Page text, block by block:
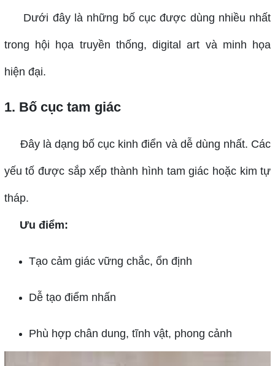
Dưới đây là những bố cục được dùng nhiều nhất
trong hội họa truyền thống, digital art và minh họa
hiện đại.
1. Bố cục tam giác
Đây là dạng bố cục kinh điển và dễ dùng nhất. Các
yếu tố được sắp xếp thành hình tam giác hoặc kim tự
tháp.
Ưu điểm:
Tạo cảm giác vững chắc, ổn định
Dễ tạo điểm nhấn
Phù hợp chân dung, tĩnh vật, phong cảnh